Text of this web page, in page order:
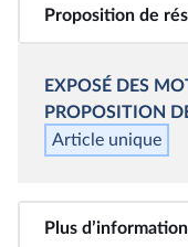
Proposition de
EXPOSÉ DES
PROPOSITION
Article unique
Plus